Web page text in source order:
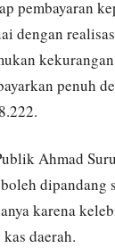
pembayaran
dengan
penuh
Ahmad
dipandang
karena
daerah.